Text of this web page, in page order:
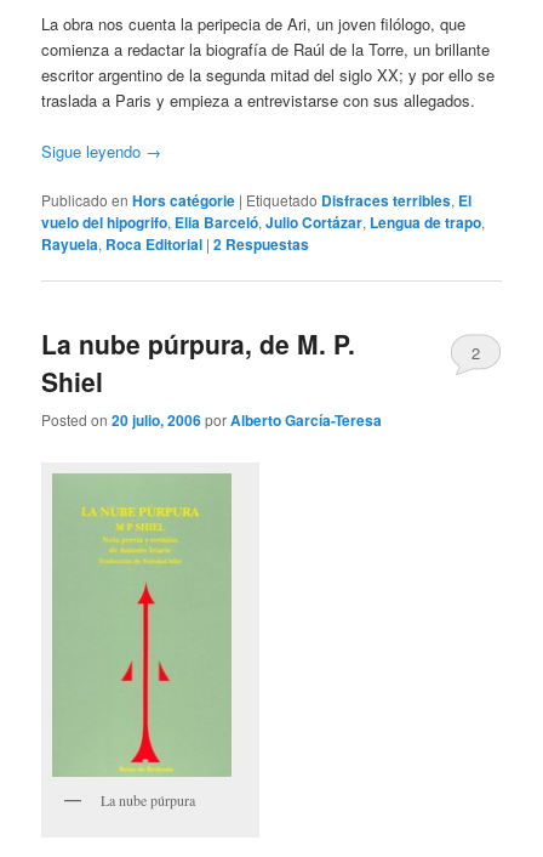
La obra nos cuenta la peripecia de Ari, un joven filólogo, que
comienza a redactar la biografía de Raúl de la Torre, un brillante
escritor argentino de la segunda mitad del siglo XX; y por ello se
traslada a Paris y empieza a entrevistarse con sus allegados.
Sigue leyendo →
Publicado en Hors catégorie | Etiquetado Disfraces terribles, El
vuelo del hipogrifo, Elia Barceló,Julio Cortázar, Lengua de trapo,
Rayuela, Roca Editorial |2 Respuestas
La nube púrpura, de M. P.
Shiel
Posted on20 julio, 2006porAlberto García-Teresa
2
La nube púrpura